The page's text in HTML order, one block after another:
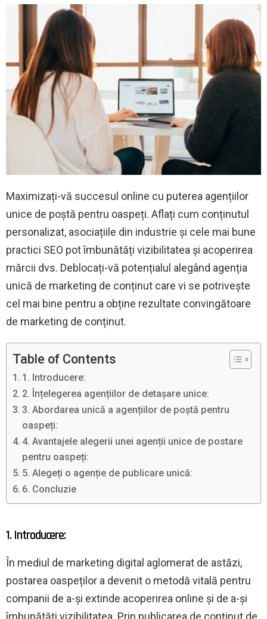
Maximizați-vă succesul online cu puterea agențiilor
unice de poștă pentru oaspeți. Aflați cum conținutul
personalizat, asociațiile din industrie și cele mai bune
practici SEO pot îmbunătăți vizibilitatea și acoperirea
mărcii dvs. Deblocați-vă potențialul alegând agenția
unică de marketing de conținut care vi se potrivește
cel mai bine pentru a obține rezultate convingătoare
de marketing de conținut.
Table of Contents
1. Introducere:
2. Înțelegerea agențiilor de detașare unice:
3. Abordarea unică a agențiilor de poștă pentru
oaspeți:
4. Avantajele alegerii unei agenții unice de postare
pentru oaspeți:
5. Alegeți o agenție de publicare unică:
6. Concluzie
1. Introducere:
În mediul de marketing digital aglomerat de astăzi,
postarea oaspeților a devenit o metodă vitală pentru
companii de a-și extinde acoperirea online și de a-și
îmbunătăți vizibilitatea. Prin publicarea de conținut de